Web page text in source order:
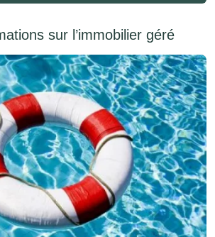
sur l’immobilier géré